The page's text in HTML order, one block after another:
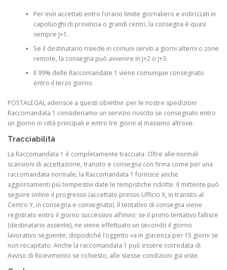
Per invii accettati entro l’orario limite giornaliero e indirizzati in
capoluoghi di provincia o grandi centri, la consegna è quasi
sempre J+1.
Se il destinatario risiede in comuni serviti a giorni alterni o zone
remote, la consegna può avvenire in J+2 o J+3.
Il 99% delle Raccomandate 1 viene comunque consegnato
entro il terzo giorno.
POSTALEGAL aderisce a questi obiettivi: per le nostre spedizioni
Raccomandata 1 consideriamo un servizio riuscito se consegnato entro
un giorno in città principali e entro tre giorni al massimo altrove.
Tracciabilità
La Raccomandata 1 è completamente tracciata. Oltre alle normali
scansioni di accettazione, transito e consegna con firma come per una
raccomandata normale, la Raccomandata 1 fornisce anche
aggiornamenti più tempestivi date le tempistiche ridotte. Il mittente può
seguire online il progresso (accettato presso Ufficio X, in transito al
Centro Y, in consegna e consegnato). Il tentativo di consegna viene
registrato entro il giorno successivo all’invio; se il primo tentativo fallisce
(destinatario assente), ne viene effettuato un secondo il giorno
lavorativo seguente, dopodiché l’oggetto va in giacenza per 15 giorni se
non recapitato. Anche la raccomandata 1 può essere corredata di
Avviso di Ricevimento se richiesto, alle stesse condizioni già viste.